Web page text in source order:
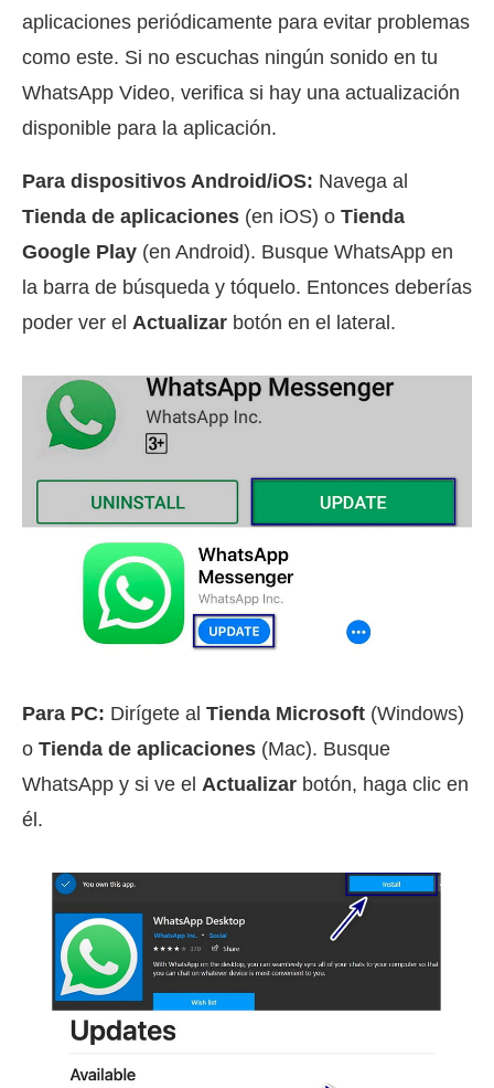
aplicaciones periódicamente para evitar problemas
como este. Si no escuchas ningún sonido en tu
WhatsApp Video, verifica si hay una actualización
disponible para la aplicación.
Para dispositivos Android/iOS: Navega al
Tienda de aplicaciones (en iOS) o Tienda
Google Play (en Android). Busque WhatsApp en
la barra de búsqueda y tóquelo. Entonces deberías
poder ver el Actualizar botón en el lateral.
Para PC: Dirígete al Tienda Microsoft (Windows)
o Tienda de aplicaciones (Mac). Busque
WhatsApp y si ve el Actualizar botón, haga clic en
él.